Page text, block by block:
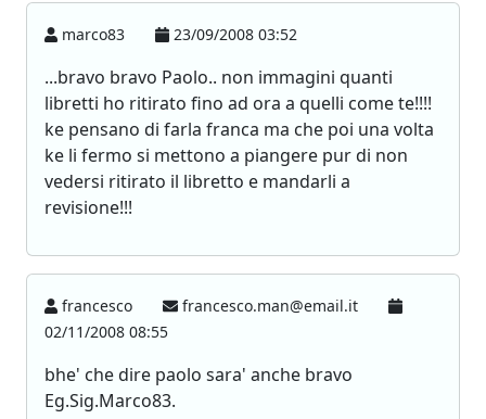
marco83 23/09/2008 03:52
...bravo bravo Paolo.. non immagini quanti
libretti ho ritirato fino ad ora a quelli come te!!!!
ke pensano di farla franca ma che poi una volta
ke li fermo si mettono a piangere pur di non
vedersi ritirato il libretto e mandarli a
revisione!!!
francesco
francesco.man@email.it
02/11/2008 08:55
bhe' che dire paolo sara' anche bravo
Eg.Sig.Marco83.